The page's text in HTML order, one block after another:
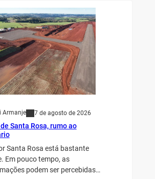
Armanje 7 de agosto de 2026
Santa Rosa, rumo ao
Santa Rosa está bastante
Em pouco tempo, as
podem ser percebidas…